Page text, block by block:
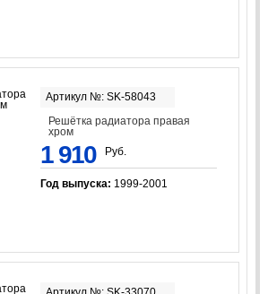
Артикул №: SK-58043
Решётка радиатора правая
хром
1 910 Руб.
Год выпуска: 1999-2001